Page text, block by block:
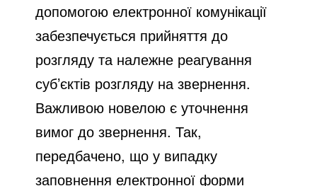
допомогою електронної комунікації
забезпечується прийняття до
розгляду та належне реагування
суб’єктів розгляду на звернення.
Важливою новелою є уточнення
вимог до звернення. Так,
передбачено, що у випадку
заповнення електронної форми